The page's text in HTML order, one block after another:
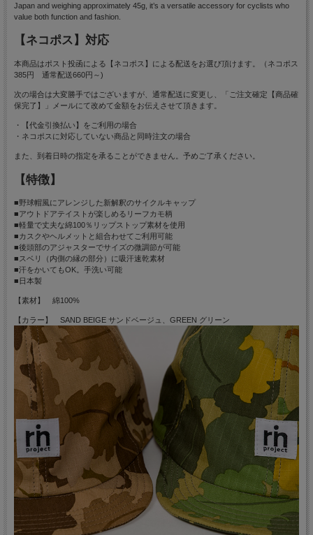
Japan and weighing approximately 45g, it’s a versatile accessory for cyclists who
value both function and fashion.
【ネコポス】対応
本商品はポスト投函による【ネコポス】による配送をお選び頂けます。（ネコポス
385円 通常配送660円～)
次の場合は大変勝手ではございますが、通常配送に変更し、「ご注文確定【商品確
保完了】」メールにて改めて金額をお伝えさせて頂きます。
・【代金引換払い】をご利用の場合
・ネコポスに対応していない商品と同時注文の場合
また、到着日時の指定を承ることができません。予めご了承ください。
【特徴】
■野球帽風にアレンジした新解釈のサイクルキャップ
■アウトドアテイストが楽しめるリーフカモ柄
■軽量で丈夫な綿100％リップストップ素材を使用
■カスクやヘルメットと組合わせてご利用可能
■後頭部のアジャスターでサイズの微調節が可能
■スベリ（内側の縁の部分）に吸汗速乾素材
■汗をかいてもOK。手洗い可能
■日本製
【素材】 綿100%
【カラー】 SAND BEIGE サンドベージュ、GREEN グリーン